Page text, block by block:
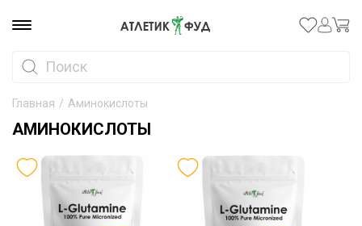
Главная / Аминокислоты
АМИНОКИСЛОТЫ